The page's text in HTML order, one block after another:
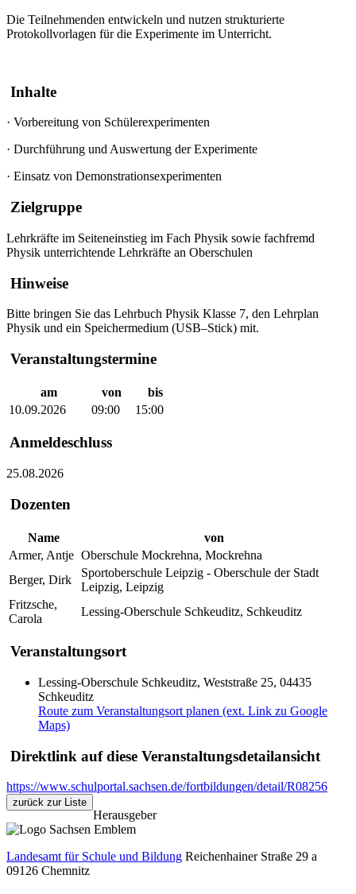
Die Teilnehmenden entwickeln und nutzen strukturierte
Protokollvorlagen für die Experimente im Unterricht.
Inhalte
· Vorbereitung von Schülerexperimenten
· Durchführung und Auswertung der Experimente
· Einsatz von Demonstrationsexperimenten
Zielgruppe
Lehrkräfte im Seiteneinstieg im Fach Physik sowie fachfremd
Physik unterrichtende Lehrkräfte an Oberschulen
Hinweise
Bitte bringen Sie das Lehrbuch Physik Klasse 7, den Lehrplan
Physik und ein Speichermedium (USB–Stick) mit.
Veranstaltungstermine
am von
bis
10.09.2026
09:00 15:00
Anmeldeschluss
25.08.2026
Dozenten
Name
von
Armer, Antje Oberschule Mockrehna, Mockrehna
Berger, Dirk
Sportoberschule Leipzig - Oberschule der Stadt
Leipzig, Leipzig
Fritzsche,
Carola
Lessing-Oberschule Schkeuditz, Schkeuditz
Veranstaltungsort
Lessing-Oberschule Schkeuditz, Weststraße 25, 04435
Schkeuditz
Route zum Veranstaltungsort planen (ext. Link zu Google
Maps)
Direktlink auf diese Veranstaltungsdetailansicht
https://www.schulportal.sachsen.de/fortbildungen/detail/R08256
zurück zur Liste
Herausgeber
Landesamt für Schule und Bildung Reichenhainer Straße 29 a
09126 Chemnitz